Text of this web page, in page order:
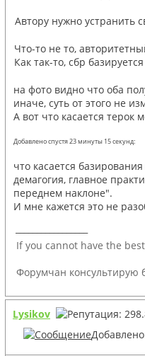
Автору нужно устранить
Что-то не то,
Как так-то, сбр
на фото видно что оба
иначе, суть от этого не
А вот что касается терок
Добавлено спустя 23 минуты 15 секунд:
что касается
демагогия, главное
переднем наклоне".
И мне кажется это не
If you cannot have the
Форумчан консультирую
Lysikov